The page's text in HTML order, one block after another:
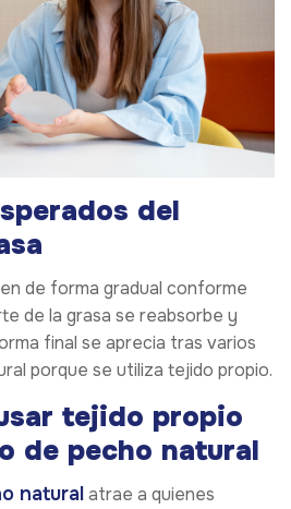
del
de forma gradual conforme
de la grasa se reabsorbe y
final se aprecia tras varios
porque se utiliza tejido propio.
tejido propio
de pecho natural
naturalatrae a quienes